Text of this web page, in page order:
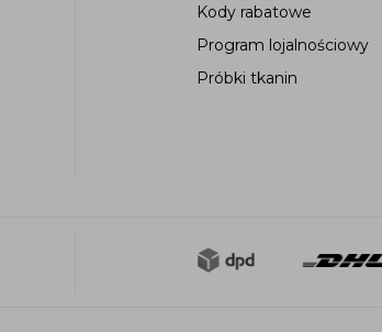
Kody rabatowe
Program lojalnościowy
Próbki tkanin